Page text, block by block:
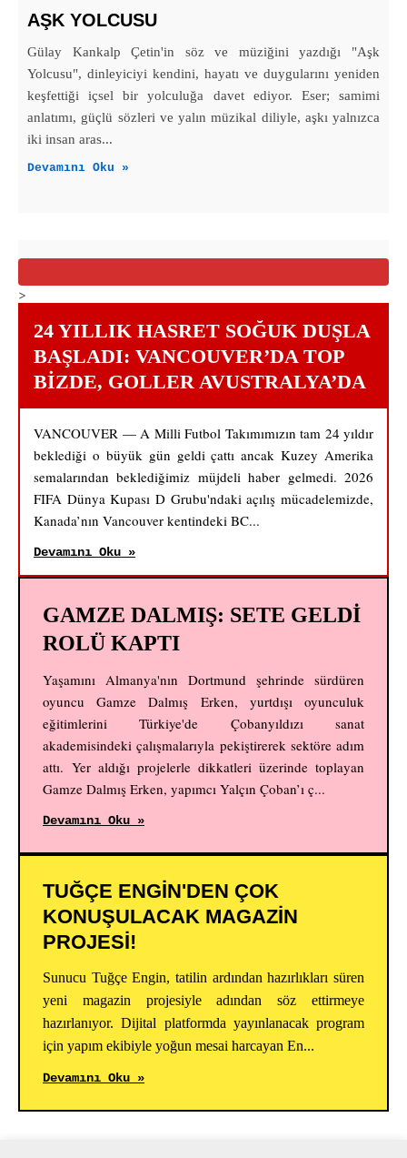
AŞK YOLCUSU
Gülay Kankalp Çetin'in söz ve müziğini yazdığı "Aşk
Yolcusu", dinleyiciyi kendini, hayatı ve duygularını yeniden
keşfettiği içsel bir yolculuğa davet ediyor. Eser; samimi
anlatımı, güçlü sözleri ve yalın müzikal diliyle, aşkı yalnızca
iki insan aras...
Devamını Oku »
>
24 YILLIK HASRET SOĞUK DUŞLA
BAŞLADI: VANCOUVER’DA TOP
BIZDE, GOLLER AVUSTRALYA’DA
VANCOUVER — A Milli Futbol Takımımızın tam 24 yıldır
beklediği o büyük gün geldi çattı ancak Kuzey Amerika
semalarından beklediğimiz müjdeli haber gelmedi. 2026
FIFA Dünya Kupası D Grubu'ndaki açılış mücadelemizde,
Kanada’nın Vancouver kentindeki BC...
Devamını Oku »
GAMZE DALMIŞ: SETE GELDİ
ROLÜ KAPTI
Yaşamını Almanya'nın Dortmund şehrinde sürdüren
oyuncu Gamze Dalmış Erken, yurtdışı oyunculuk
eğitimlerini Türkiye'de Çobanyıldızı sanat
akademisindeki çalışmalarıyla pekiştirerek sektöre adım
attı. Yer aldığı projelerle dikkatleri üzerinde toplayan
Gamze Dalmış Erken, yapımcı Yalçın Çoban’ı ç...
Devamını Oku »
TUĞÇE ENGİN'DEN ÇOK
KONUŞULACAK MAGAZİN
PROJESİ!
Sunucu Tuğçe Engin, tatilin ardından hazırlıkları süren
yeni magazin projesiyle adından söz ettirmeye
hazırlanıyor. Dijital platformda yayınlanacak program
için yapım ekibiyle yoğun mesai harcayan En...
Devamını Oku »